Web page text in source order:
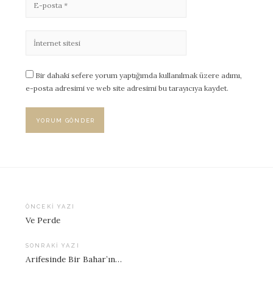
Bir dahaki sefere yorum yaptığımda kullanılmak üzere adımı,
e-posta adresimi ve web site adresimi bu tarayıcıya kaydet.
dolaşımı
ÖNCEKI YAZI
Ve Perde
SONRAKI YAZI
Arifesinde Bir Bahar’ın…